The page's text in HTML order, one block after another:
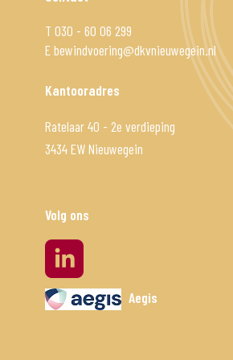
T 030 - 60 06 299
Ebewindvoering@dkvnieuwegein.nl
Kantooradres
Ratelaar 40 - 2e verdieping
3434 EW Nieuwegein
Volg ons
linkedin
Aegis